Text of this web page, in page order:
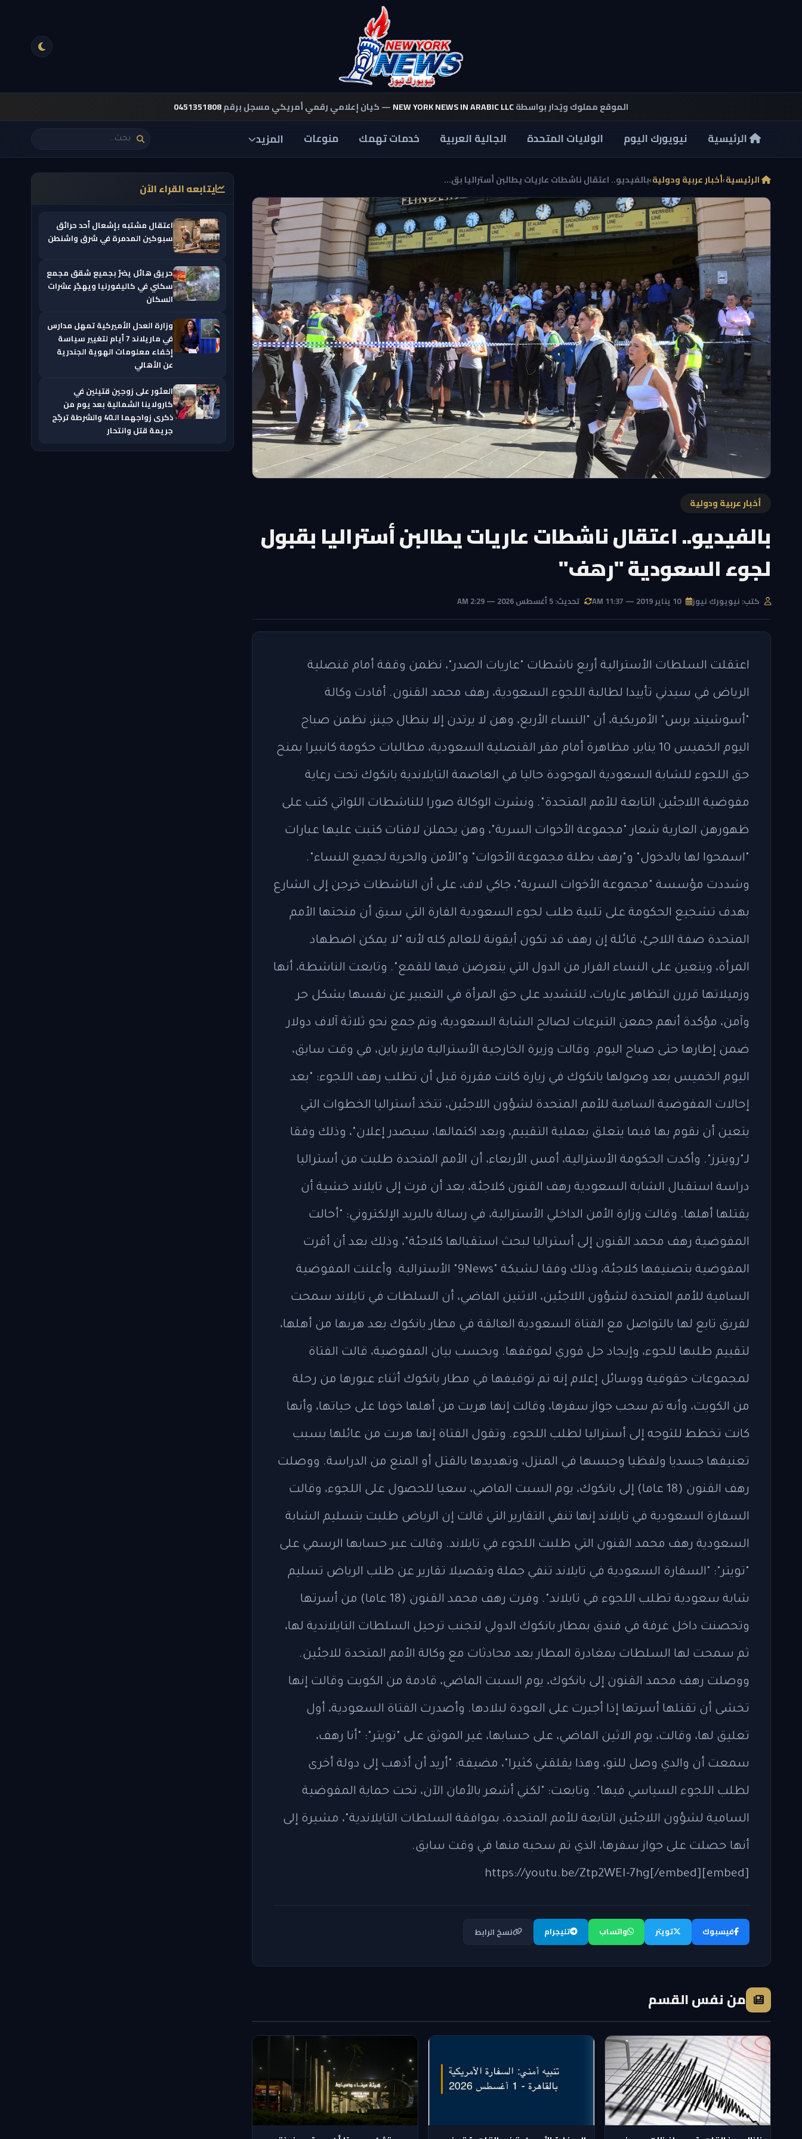
الموقع مملوك ويُدار بواسطةNEW YORK NEWS IN ARABIC LLC— كيان إعلامي رقمي أمريكي مسجل برقم0451351808
الرئيسية نيويورك اليوم الولايات المتحدة الجالية العربية خدمات تهمك منوعات المزيد
الرئيسية›أخبار عربية ودولية›بالفيديو.. اعتقال ناشطات عاريات يطالبن أستراليا بق...
أخبار عربية ودولية
بالفيديو.. اعتقال ناشطات عاريات يطالبن أستراليا بقبول
لجوء السعودية "رهف"
كتب: نيويورك نيوز 10 يناير 2019 — 11:37 AM تحديث: 5 أغسطس 2026 — 2:29 AM
اعتقلت السلطات الأسترالية أربع ناشطات "عاريات الصدر"، نظمن وقفة أمام قنصلية
الرياض في سيدني تأييدا لطالبة اللجوء السعودية، رهف محمد القنون. أفادت وكالة
"أسوشيتد برس" الأمريكية، أن "النساء الأربع، وهن لا يرتدن إلا بنطال جينز، نظمن صباح
اليوم الخميس 10 يناير، مظاهرة أمام مقر القنصلية السعودية، مطالبات حكومة كانبيرا بمنح
حق اللجوء للشابة السعودية الموجودة حاليا في العاصمة التايلاندية بانكوك تحت رعاية
مفوضية اللاجئين التابعة للأمم المتحدة". ونشرت الوكالة صورا للناشطات اللواتي كتب على
ظهورهن العارية شعار "مجموعة الأخوات السرية"، وهن يحملن لافتات كتبت عليها عبارات
"اسمحوا لها بالدخول" و"رهف بطلة مجموعة الأخوات" و"الأمن والحرية لجميع النساء".
وشددت مؤسسة "مجموعة الأخوات السرية"، جاكي لاف، على أن الناشطات خرجن إلى الشارع
بهدف تشجيع الحكومة على تلبية طلب لجوء السعودية الفارة التي سبق أن منحتها الأمم
المتحدة صفة اللاجئ، قائلة إن رهف قد تكون أيقونة للعالم كله لأنه "لا يمكن اضطهاد
المرأة، ويتعين على النساء الفرار من الدول التي يتعرضن فيها للقمع". وتابعت الناشطة، أنها
وزميلاتها قررن التظاهر عاريات، للتشديد على حق المرأة في التعبير عن نفسها بشكل حر
وآمن، مؤكدة أنهم جمعن التبرعات لصالح الشابة السعودية، وتم جمع نحو ثلاثة آلاف دولار
ضمن إطارها حتى صباح اليوم. وقالت وزيرة الخارجية الأسترالية ماريز باين، في وقت سابق،
اليوم الخميس بعد وصولها بانكوك في زيارة كانت مقررة قبل أن تطلب رهف اللجوء: "بعد
إحالات المفوضية السامية للأمم المتحدة لشؤون اللاجئين، تتخذ أستراليا الخطوات التي
يتعين أن نقوم بها فيما يتعلق بعملية التقييم، وبعد اكتمالها، سيصدر إعلان"، وذلك وفقا
لـ"رويترز". وأكدت الحكومة الأسترالية، أمس الأربعاء، أن الأمم المتحدة طلبت من أستراليا
دراسة استقبال الشابة السعودية رهف القنون كلاجئة، بعد أن فرت إلى تايلاند خشية أن
يقتلها أهلها. وقالت وزارة الأمن الداخلي الأسترالية، في رسالة بالبريد الإلكتروني: "أحالت
المفوضية رهف محمد القنون إلى أستراليا لبحث استقبالها كلاجئة"، وذلك بعد أن أقرت
المفوضية بتصنيفها كلاجئة، وذلك وفقا لـشبكة "9News" الأسترالية. وأعلنت المفوضية
السامية للأمم المتحدة لشؤون اللاجئين، الاثنين الماضي، أن السلطات في تايلاند سمحت
لفريق تابع لها بالتواصل مع الفتاة السعودية العالقة في مطار بانكوك بعد هربها من أهلها،
لتقييم طلبها للجوء، وإيجاد حل فوري لموقفها. وبحسب بيان المفوضية، قالت الفتاة
لمجموعات حقوقية ووسائل إعلام إنه تم توقيفها في مطار بانكوك أثناء عبورها من رحلة
من الكويت، وأنه تم سحب جواز سفرها، وقالت إنها هربت من أهلها خوفا على حياتها، وأنها
كانت تخطط للتوجه إلى أستراليا لطلب اللجوء. وتقول الفتاة إنها هربت من عائلها بسبب
تعنيفها جسديا ولفظيا وحبسها في المنزل، وتهديدها بالقتل أو المنع من الدراسة. ووصلت
رهف القنون (18 عاما) إلى بانكوك، يوم السبت الماضي، سعيا للحصول على اللجوء، وقالت
السفارة السعودية في تايلاند إنها تنفي التقارير التي قالت إن الرياض طلبت بتسليم الشابة
السعودية رهف محمد القنون التي طلبت اللجوء في تايلاند. وقالت عبر حسابها الرسمي على
"تويتر": "السفارة السعودية في تايلاند تنفي جملة وتفصيلا تقارير عن طلب الرياض تسليم
شابة سعودية تطلب اللجوء في تايلاند". وفرت رهف محمد القنون (18 عاما) من أسرتها
وتحصنت داخل غرفة في فندق بمطار بانكوك الدولي لتجنب ترحيل السلطات التايلاندية لها،
ثم سمحت لها السلطات بمغادرة المطار بعد محادثات مع وكالة الأمم المتحدة للاجئين.
ووصلت رهف محمد القنون إلى بانكوك، يوم السبت الماضي، قادمة من الكويت وقالت إنها
تخشى أن تقتلها أسرتها إذا أجبرت على العودة لبلادها. وأصدرت الفتاة السعودية، أول
تعليق لها، وقالت، يوم الاثين الماضي، على حسابها، غير الموثق على "تويتر": "أنا رهف،
سمعت أن والدي وصل للتو، وهذا يقلقني كثيرا"، مضيفة: "أريد أن أذهب إلى دولة أخرى
لطلب اللجوء السياسي فيها". وتابعت: "لكني أشعر بالأمان الآن، تحت حماية المفوضية
السامية لشؤون اللاجئين التابعة للأمم المتحدة، بموافقة السلطات التايلاندية"، مشيرة إلى
أنها حصلت على جواز سفرها، الذي تم سحبه منها في وقت سابق.
[embed]https://youtu.be/Ztp2WEI-7hg[/embed]
فيسبوك تويتر واتساب تليجرام نسخ الرابط
من نفس القسم
يتابعه القراء الآن
اعتقال مشتبه بإشعال أحد حرائق
سبوكين المدمرة في شرق واشنطن
حريق هائل يضرّ بجميع شقق مجمع
سكني في كاليفورنيا ويهجّر عشرات
السكان
وزارة العدل الأميركية تمهل مدارس
في ماريلاند 7 أيام لتغيير سياسة
إخفاء معلومات الهوية الجندرية
عن الأهالي
العثور على زوجين قتيلين في
كارولاينا الشمالية بعد يوم من
ذكرى زواجهما الـ40 والشرطة ترجّح
جريمة قتل وانتحار